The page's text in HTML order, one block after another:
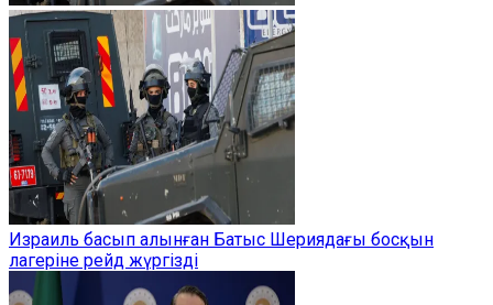
Израиль басып алынған Батыс Шериядағы босқын
лагеріне рейд жүргізді